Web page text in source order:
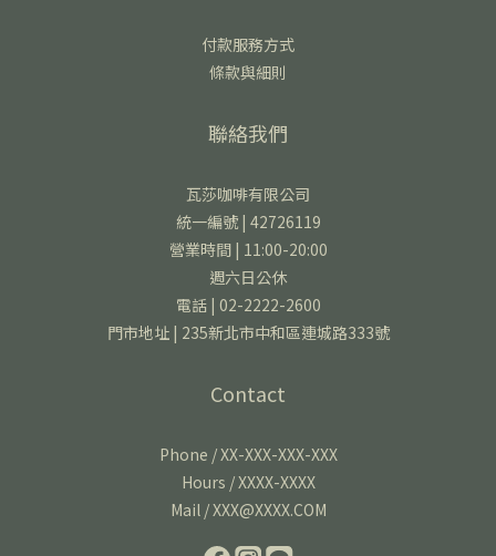
付款服務方式
條款與細則
聯絡我們
瓦莎咖啡有限公司
統一編號 | 42726119
營業時間 | 11:00-20:00
週六日公休
電話 | 02-2222-2600
門市地址 | 235新北市中和區連城路333號
Contact
Phone / XX-XXX-XXX-XXX
Hours / XXXX-XXXX
Mail / XXX@XXXX.COM